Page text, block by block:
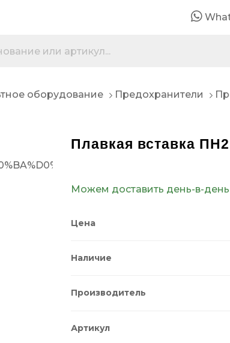
оборудование Предохранители
Плавкая вставка
Можем доставить день-в-
Цена
Наличие
Производитель
Артикул